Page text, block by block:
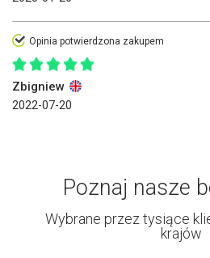
Opinia potwierdzona zakupem
Zbigniew
2022-07-20
Poznaj nasze
Wybrane przez tysiące
krajów